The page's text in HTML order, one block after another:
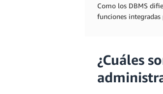
Como los DBMS
funciones integradas
¿Cuáles